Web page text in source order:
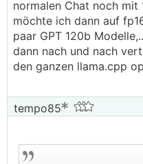
normalen Chat noch mit
möchte ich dann auf
paar GPT 120b
dann nach und nach
den ganzen llama.cpp
tempo85